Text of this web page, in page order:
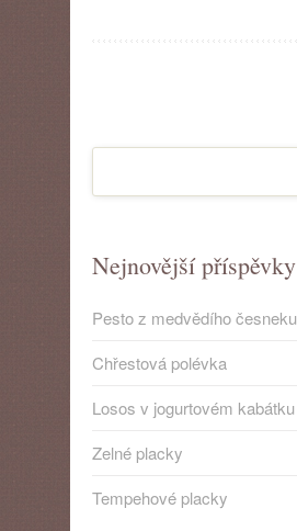
Nejnovější příspěvky
Pesto z medvědího česneku
Chřestová polévka
Losos v jogurtovém kabátku
Zelné placky
Tempehové placky